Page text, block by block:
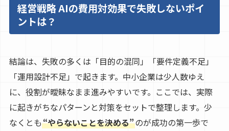
経営戦略 AIの費用対効果で失敗しないポイ
ントは？
結論は、失敗の多くは「目的の混同」「要件定義不足」
「運用設計不足」で起きます。中小企業は少人数ゆえ
に、役割が曖昧なまま進みやすいです。ここでは、実際
に起きがちなパターンと対策をセットで整理します。少
なくとも“やらないことを決める”のが成功の第一歩で